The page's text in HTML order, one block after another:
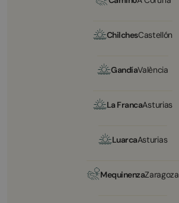
ChilchesCastellón
GandíaValència
La FrancaAsturias
LuarcaAsturias
MequinenzaZaragoza